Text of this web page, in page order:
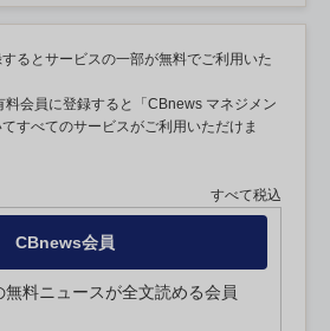
るとサービスの一部が無料でご利用いた
会員に登録すると「CBnews マネジメン
すべてのサービスがご利用いただけま
すべて税込
CBnews会員
料ニュースが全文読める会員